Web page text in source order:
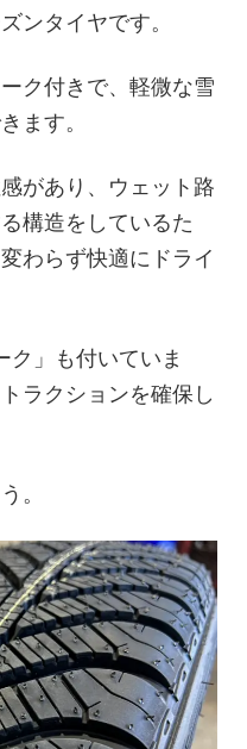
ンタイヤです。
ク付きで、軽微な雪
ます。
があり、ウェット路
構造をしているた
わらず快適にドライ
ク」も付いていま
ラクションを確保し
。